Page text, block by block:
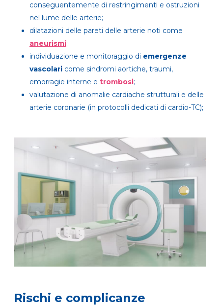
conseguentemente di restringimenti e ostruzioni
nel lume delle arterie;
dilatazioni delle pareti delle arterie noti come
aneurismi;
individuazione e monitoraggio di emergenze
vascolari come sindromi aortiche, traumi,
emorragie interne e trombosi;
valutazione di anomalie cardiache strutturali e delle
arterie coronarie (in protocolli dedicati di cardio-TC);
Rischi e complicanze